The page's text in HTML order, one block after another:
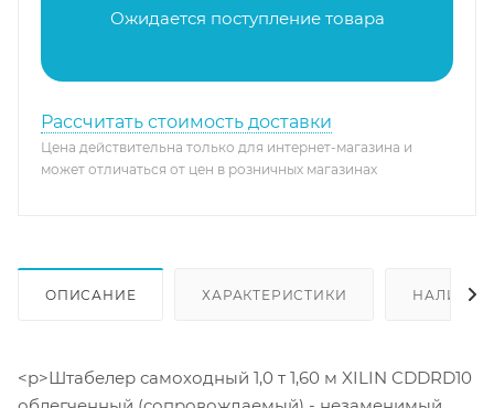
Ожидается поступление товара
Рассчитать стоимость доставки
Цена действительна только для интернет-магазина и
может отличаться от цен в розничных магазинах
ОПИСАНИЕ ХАРАКТЕРИСТИКИ
<p>Штабелер самоходный 1,0 т 1,60 м XILIN CDDRD10